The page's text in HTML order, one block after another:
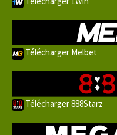
Télécharger Melbet
Télécharger 888Starz